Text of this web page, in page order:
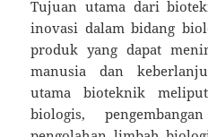
Tujuan utama dari
inovasi dalam bidang
produk yang dapat
manusia dan
utama bioteknik
biologis,